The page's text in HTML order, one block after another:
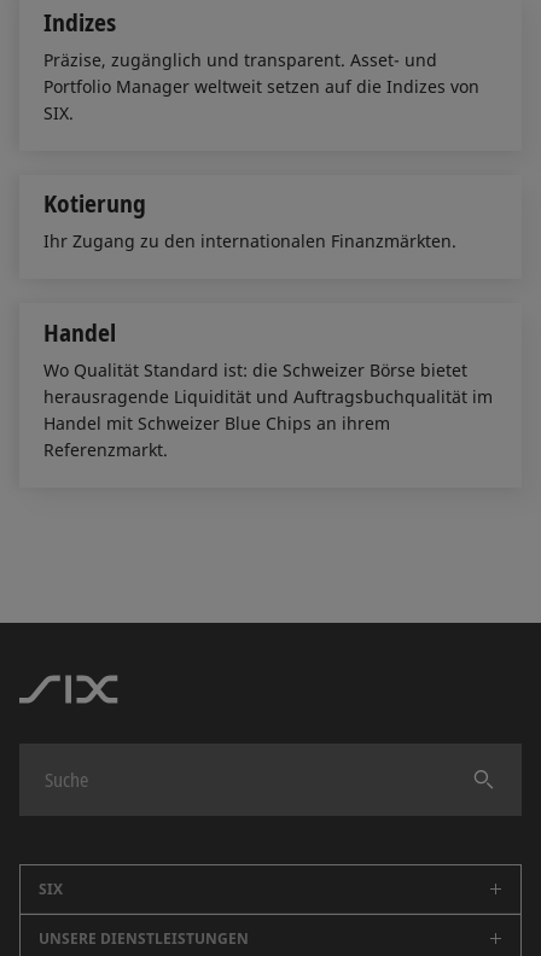
Indizes
Präzise, zugänglich und transparent. Asset- und
Portfolio Manager weltweit setzen auf die Indizes von
SIX.
Kotierung
Ihr Zugang zu den internationalen Finanzmärkten.
Handel
Wo Qualität Standard ist: die Schweizer Börse bietet
herausragende Liquidität und Auftragsbuchqualität im
Handel mit Schweizer Blue Chips an ihrem
Referenzmarkt.
Finden
SIX
Unternehmen
UNSERE DIENSTLEISTUNGEN